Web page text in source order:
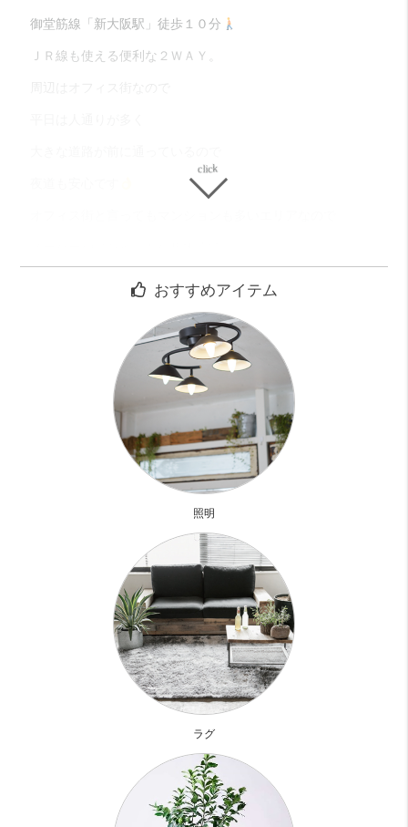
御堂筋線「新大阪駅」徒歩１０分
ＪＲ線も使える便利な２ＷＡＹ。
飲食店や薬局もあるので生活環境◎
外装大規模修繕でかなり綺麗で
オシャレに変わります
丁度取材に行ったら工事中だったので
完成形はイメージ画像でしか見れていませんが
デザイナーズマンションに負けない外装になりそう
ＡＬや２４時間セキュリティに管理人在中など
セキュリティ面でも安心の物件
お部屋はナチュラルな内装ですが
２口コンロのシステムキッチンや追い焚き機能
浴室乾燥にウォシュレットなど
今では欠かせない設備が充実で快適な生活が待っています
お部屋診断
おすすめアイテム
照明
ラグ